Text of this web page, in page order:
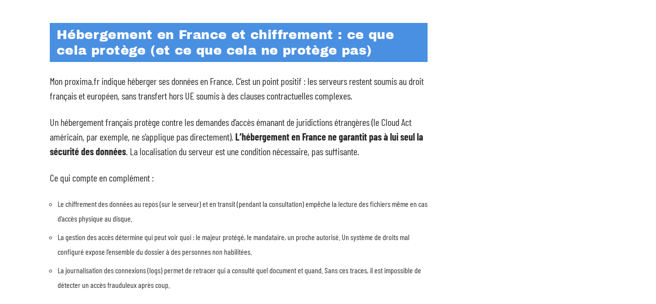
Hébergement en France et chiffrement : ce que
cela protège (et ce que cela ne protège pas)
Mon proxima.fr indique héberger ses données en France. C’est un point positif : les serveurs restent soumis au droit
français et européen, sans transfert hors UE soumis à des clauses contractuelles complexes.
Un hébergement français protège contre les demandes d’accès émanant de juridictions étrangères (le Cloud Act
américain, par exemple, ne s’applique pas directement). L’hébergement en France ne garantit pas à lui seul la
sécurité des données. La localisation du serveur est une condition nécessaire, pas suffisante.
Ce qui compte en complément :
Le chiffrement des données au repos (sur le serveur) et en transit (pendant la consultation) empêche la lecture des fichiers même en cas
d’accès physique au disque.
La gestion des accès détermine qui peut voir quoi : le majeur protégé, le mandataire, un proche autorisé. Un système de droits mal
configuré expose l’ensemble du dossier à des personnes non habilitées.
La journalisation des connexions (logs) permet de retracer qui a consulté quel document et quand. Sans ces traces, il est impossible de
détecter un accès frauduleux après coup.